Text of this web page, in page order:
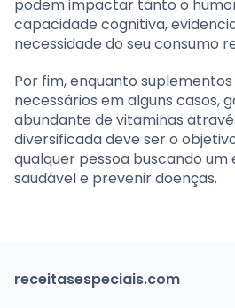
podem impactar tanto o
capacidade cognitiva,
necessidade do seu consumo
Por fim, enquanto
necessários em alguns casos,
abundante de vitaminas
diversificada deve ser o
qualquer pessoa buscando um
saudável e prevenir doenças.
receitasespeciais.com